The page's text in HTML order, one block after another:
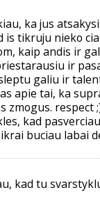
ka jus
tikruju nieko
kaip andis ir
ir
galiu ir
apie tai, ka
zmogus. respect
kad
buciau labai
kad tu